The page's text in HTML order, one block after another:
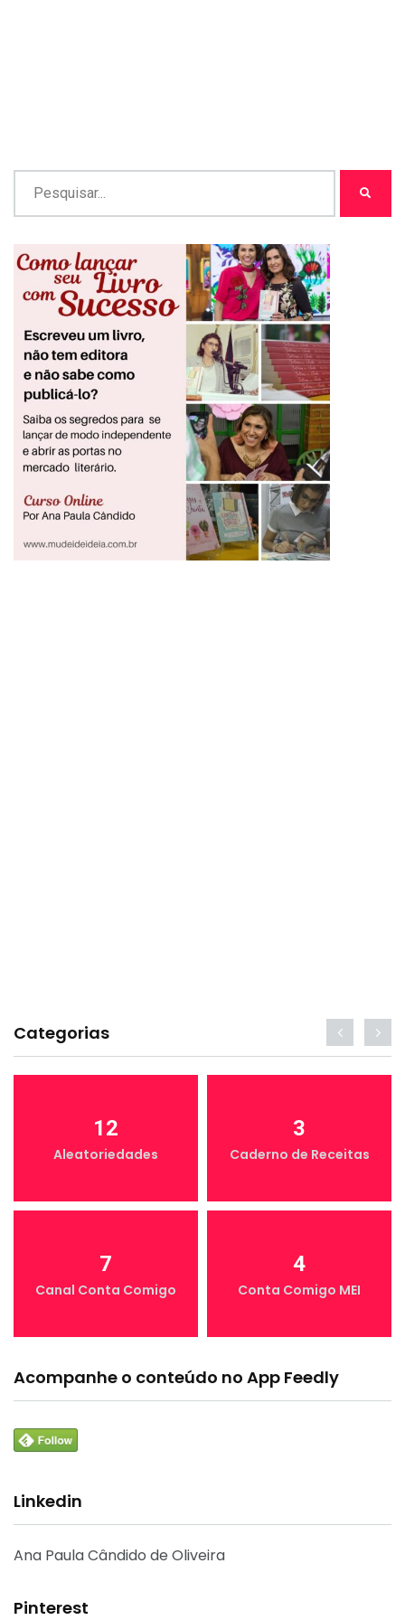
Categorias
12
Aleatoriedades
3
Caderno de Receitas
7
Canal Conta Comigo
4
Conta Comigo MEI
Acompanhe o conteúdo no App Feedly
Linkedin
Ana Paula Cândido de Oliveira
Pinterest